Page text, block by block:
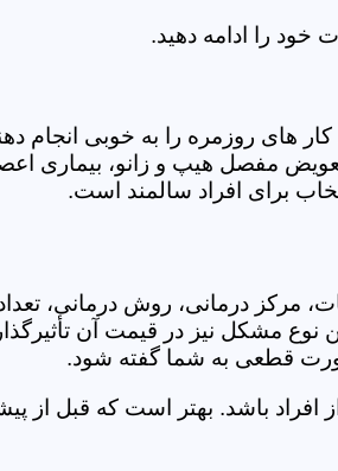
خود را ادامه دهید.
روزمره را به خوبی انجام
مفصل هیپ و زانو، بیماری
برای افراد سالمند است.
مرکز درمانی، روش درمانی،
نوع مشکل نیز در قیمت آن
قطعی به شما گفته شود.
افراد باشد. بهتر است که قبل